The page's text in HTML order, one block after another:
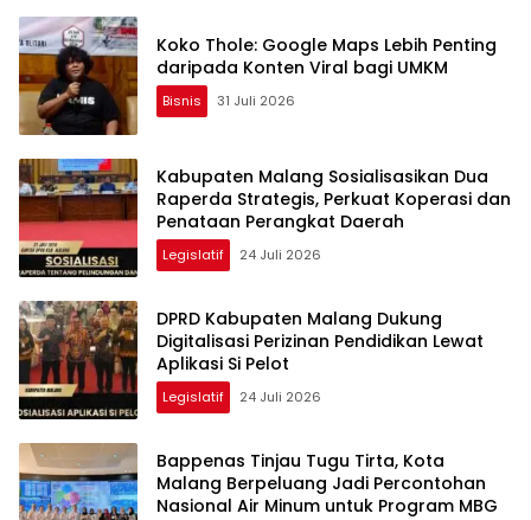
Koko Thole: Google Maps Lebih Penting
daripada Konten Viral bagi UMKM
Bisnis 31 Juli 2026
Kabupaten Malang Sosialisasikan Dua
Raperda Strategis, Perkuat Koperasi dan
Penataan Perangkat Daerah
Legislatif 24 Juli 2026
DPRD Kabupaten Malang Dukung
Digitalisasi Perizinan Pendidikan Lewat
Aplikasi Si Pelot
Legislatif 24 Juli 2026
Bappenas Tinjau Tugu Tirta, Kota
Malang Berpeluang Jadi Percontohan
Nasional Air Minum untuk Program MBG